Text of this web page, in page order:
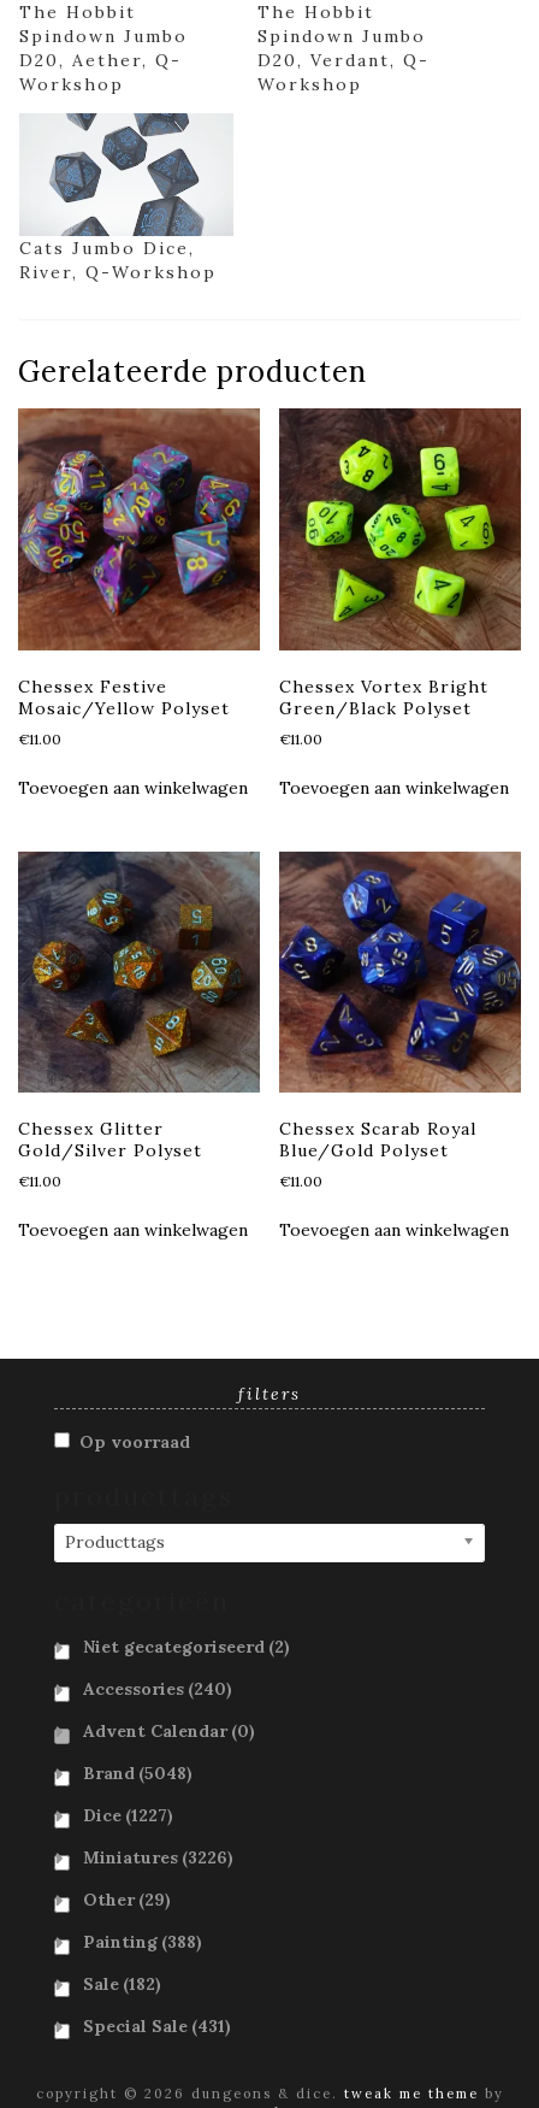
The Hobbit
Spindown Jumbo
D20, Aether, Q-
Workshop
The Hobbit
Spindown Jumbo
D20, Verdant, Q-
Workshop
Cats Jumbo Dice,
River, Q-Workshop
Gerelateerde producten
Chessex Festive
Mosaic/Yellow Polyset
€11.00
Toevoegen aan winkelwagen
Chessex Vortex Bright
Green/Black Polyset
€11.00
Toevoegen aan winkelwagen
Chessex Glitter
Gold/Silver Polyset
€11.00
Toevoegen aan winkelwagen
Chessex Scarab Royal
Blue/Gold Polyset
€11.00
Toevoegen aan winkelwagen
filters
Op voorraad
Producttags
Niet gecategoriseerd (2)
Accessories (240)
Advent Calendar (0)
Brand (5048)
Dice (1227)
Miniatures (3226)
Other (29)
Painting (388)
Sale (182)
Special Sale (431)
copyright © 2026 dungeons & dice. tweak me theme by